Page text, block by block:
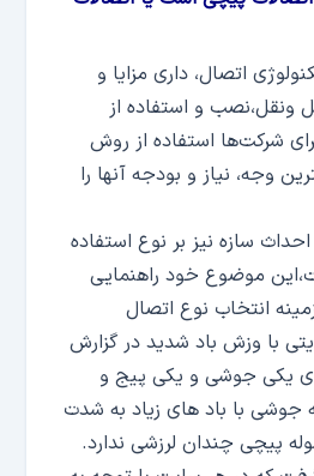
اتصال، داری مزایا و
ونقل،نصب و استفاده از
شرکت‌ها استفاده از روش
وجه، نیاز و بودجه آنها را
سازه نیز بر نوع استفاده
موضوع خود راهنمایی
انتخاب نوع اتصال
با وزش باد شدید در گزارش
یکی جوشی و یکی پیج و
جوشی با باد های زیاد به شدت
پیچی چندان لرزشی ندارد.